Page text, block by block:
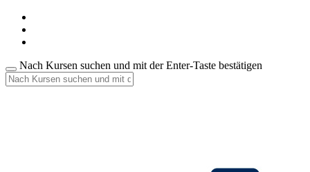
Nach Kursen suchen und mit der Enter-Taste bestätigen